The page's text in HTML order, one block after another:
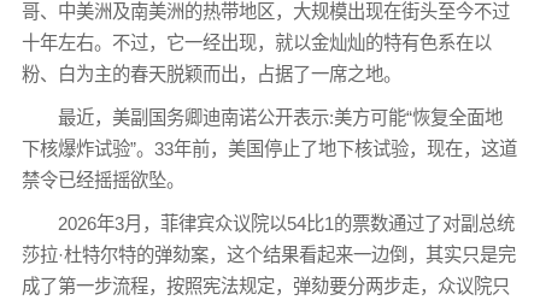
哥、中美洲及南美洲的热带地区，大规模出现在街头至今不过
十年左右。不过，它一经出现，就以金灿灿的特有色系在以
粉、白为主的春天脱颖而出，占据了一席之地。
最近，美副国务卿迪南诺公开表示:美方可能“恢复全面地
下核爆炸试验”。33年前，美国停止了地下核试验，现在，这道
禁令已经摇摇欲坠。
2026年3月，菲律宾众议院以54比1的票数通过了对副总统
莎拉·杜特尔特的弹劾案，这个结果看起来一边倒，其实只是完
成了第一步流程，按照宪法规定，弹劾要分两步走，众议院只